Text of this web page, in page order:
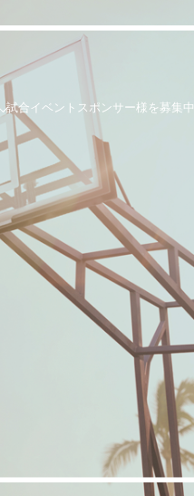
試合 イベント スポンサー様を募集中